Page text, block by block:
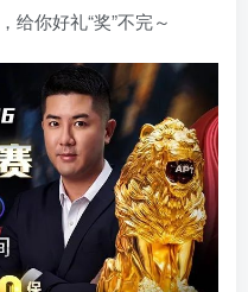
，给你好礼“奖”不完～